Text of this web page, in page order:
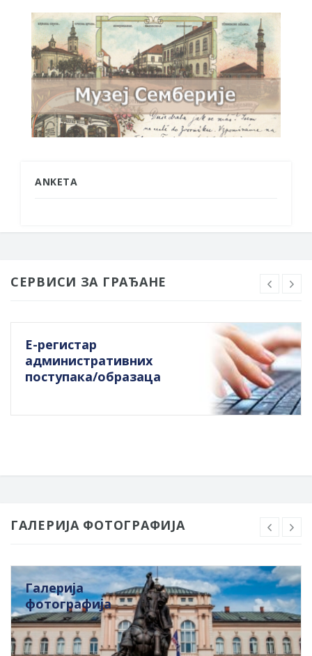
ANKETA
СЕРВИСИ ЗА ГРАЂАНЕ
Е-регистар
административних
поступака/образаца
ГАЛЕРИЈА ФОТОГРАФИЈА
Галерија
фотографија